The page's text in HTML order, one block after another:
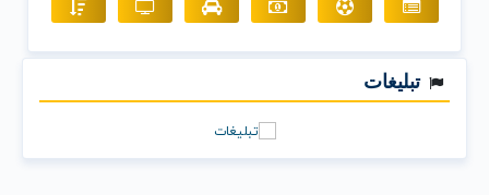
تبلیغات